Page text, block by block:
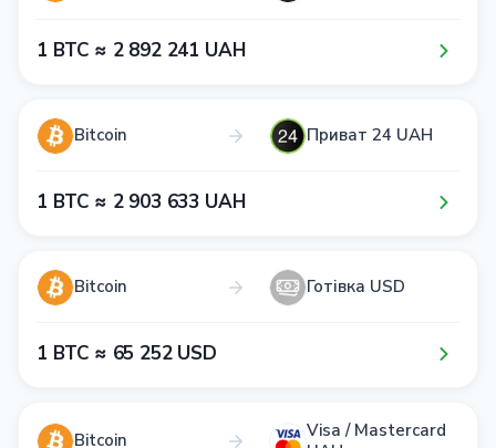
1​ BTC ≈ 2​ 8​9​2​ 2​4​1​ UAH
Bitcoin Приват 24 UAH
1​ BTC ≈ 2​ 9​0​3​ 6​3​3​ UAH
Bitcoin Готівка USD
1​ BTC ≈ 6​5​ 2​5​2​ USD
Bitcoin
Visa / Mastercard